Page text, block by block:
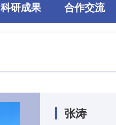
科研成果 合作交流
张涛